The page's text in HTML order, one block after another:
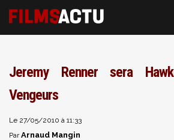
Jeremy Renner sera
Vengeurs
Le 27/05/2010 à 11:33
ParArnaud Mangin